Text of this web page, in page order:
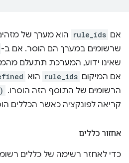
אם rule_ids הוא מערך של
שרשומים במערך הם הוסר. אם ב-
שאינו ידוע, המערכת תתעלם
אם המיקום rule_ids הוא
הרשומים של התוסף הזה הוסרו.
קריאה לפונקציה כאשר הכללים
אחזור כללים
כדי לאחזר רשימה של כללים